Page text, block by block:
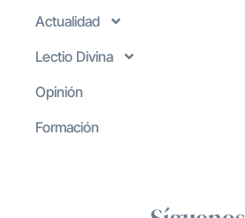
Actualidad
Lectio Divina
Opinión
Formación